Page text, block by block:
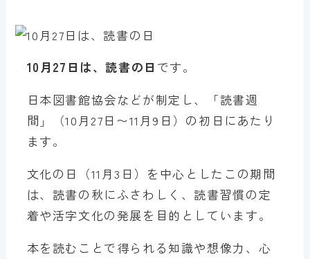
10月27日は、読書の日 です。
日本図書館協会などが制定し、「読書週
間」（10月27日〜11月9日）の初日にあたり
ます。
文化の日（11月3日）を中心としたこの期間
は、読書の秋にふさわしく、読書習慣の定
着や活字文化の発展を目的としています。
本を読むことで得られる知識や想像力、心